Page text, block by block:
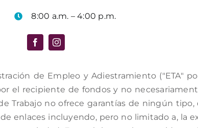
8:00 a.m. – 4:00 p.m.
de Empleo y Adiestramiento ("ETA"
el recipiente de fondos y no
Trabajo no ofrece garantías de ningún tipo,
enlaces incluyendo, pero no limitado a, la